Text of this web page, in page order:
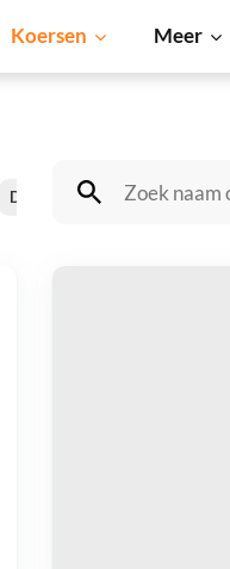
Koersen Meer
Dogecoin Solana BNB